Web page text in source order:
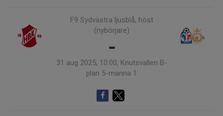
F9 Sydvästra ljusblå, höst
(nybörjare)
-
31 aug 2025, 10:00, Knutsvallen B-
plan 5-manna 1